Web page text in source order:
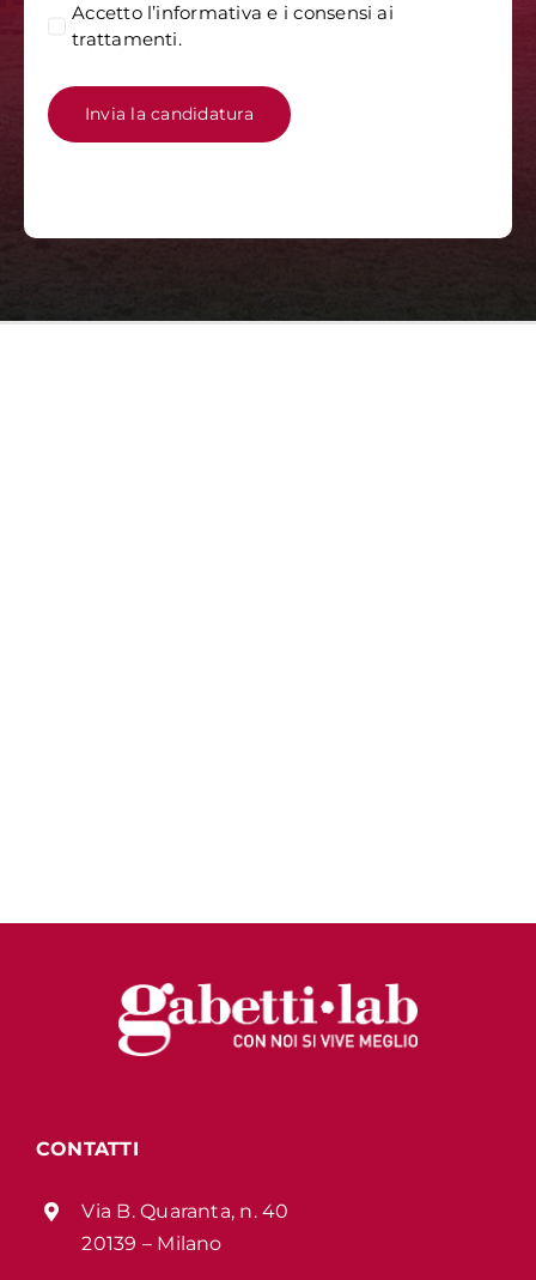
Accetto l’informativa e i consensi ai
trattamenti.
Invia la candidatura
CONTATTI
Via B. Quaranta, n. 40
20139 – Milano